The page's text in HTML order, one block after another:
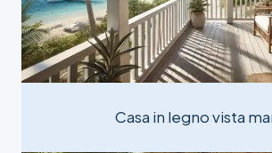
Casa in legno vista